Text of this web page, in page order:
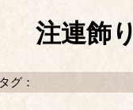
注連飾り
グ：